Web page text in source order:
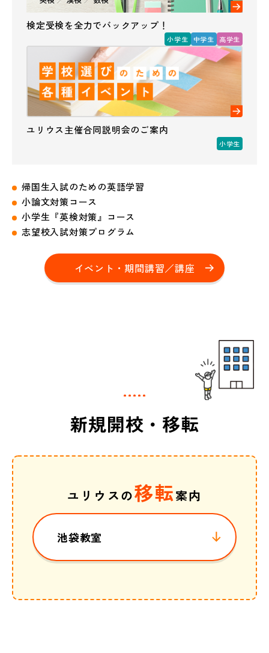
検定受検を全力でバックアップ！
小学生 中学生 高学生
ユリウス主催合同説明会のご案内
小学生
帰国生入試のための英語学習
小論文対策コース
小学生『英検対策』コース
志望校入試対策プログラム
イベント・期間講習／講座
新規開校・移転
ユリウスの移転案内
池袋教室